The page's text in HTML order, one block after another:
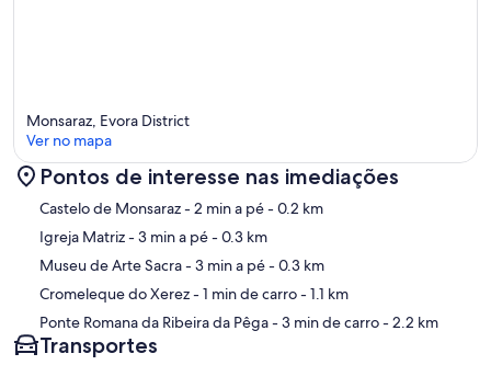
Mapa
Monsaraz, Evora District
Ver no mapa
Pontos de interesse nas imediações
Castelo de Monsaraz- 2 min a pé- 0.2 km
Igreja Matriz- 3 min a pé- 0.3 km
Museu de Arte Sacra- 3 min a pé- 0.3 km
Cromeleque do Xerez- 1 min de carro- 1.1 km
Ponte Romana da Ribeira da Pêga- 3 min de carro- 2.2 km
Transportes